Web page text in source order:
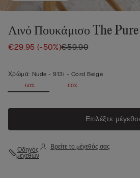
Λινό Πουκάμισο The
€29.95(-50%)€59.90
Χρώμα: Nude -913i - Cord Beige
-50% -50%
Επιλέξτε
Οδηγός
μεγεθών
Βρείτε το μέγεθός σας